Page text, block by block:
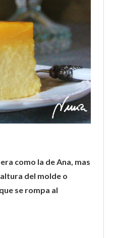
como la de Ana, mas
del molde o
se rompa al